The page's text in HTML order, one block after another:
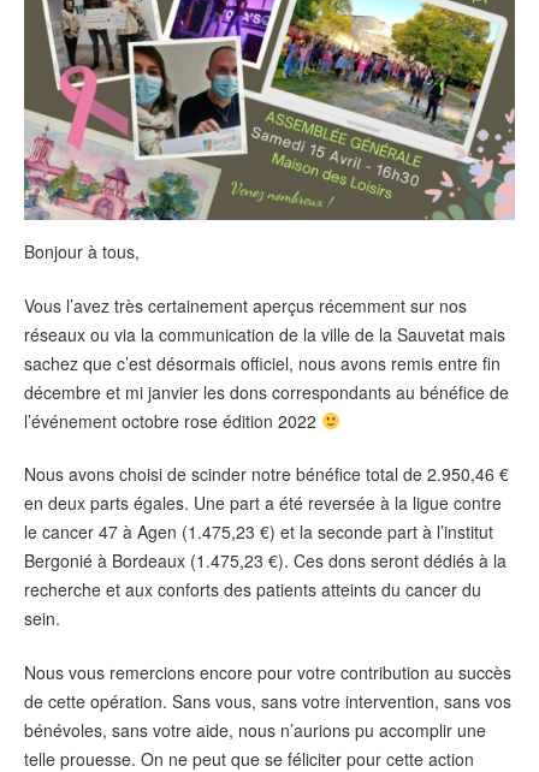
Bonjour à tous,
Vous l’avez très certainement aperçus récemment sur nos
réseaux ou via la communication de la ville de la Sauvetat mais
sachez que c’est désormais officiel, nous avons remis entre fin
décembre et mi janvier les dons correspondants au bénéfice de
l’événement octobre rose édition 2022
Nous avons choisi de scinder notre bénéfice total de 2.950,46 €
en deux parts égales. Une part a été reversée à la ligue contre
le cancer 47 à Agen (1.475,23 €) et la seconde part à l’institut
Bergonié à Bordeaux (1.475,23 €). Ces dons seront dédiés à la
recherche et aux conforts des patients atteints du cancer du
sein.
Nous vous remercions encore pour votre contribution au succès
de cette opération. Sans vous, sans votre intervention, sans vos
bénévoles, sans votre aide, nous n’aurions pu accomplir une
telle prouesse. On ne peut que se féliciter pour cette action